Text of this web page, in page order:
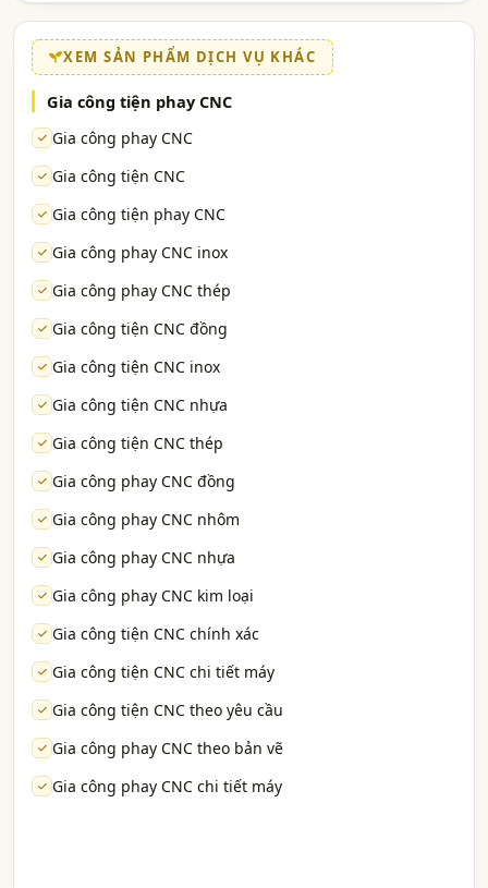
XEM SẢN PHẨM DỊCH VỤ KHÁC
Gia công tiện phay CNC
Gia công phay CNC
Gia công tiện CNC
Gia công tiện phay CNC
Gia công phay CNC inox
Gia công phay CNC thép
Gia công tiện CNC đồng
Gia công tiện CNC inox
Gia công tiện CNC nhựa
Gia công tiện CNC thép
Gia công phay CNC đồng
Gia công phay CNC nhôm
Gia công phay CNC nhựa
Gia công phay CNC kim loại
Gia công tiện CNC chính xác
Gia công tiện CNC chi tiết máy
Gia công tiện CNC theo yêu cầu
Gia công phay CNC theo bản vẽ
Gia công phay CNC chi tiết máy